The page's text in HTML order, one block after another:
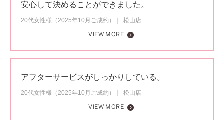
安心して決めることができました。
20代女性様（2025年10月ご成約）
松山店
VIEW MORE
アフターサービスがしっかりしている。
20代女性様（2025年10月ご成約）
松山店
VIEW MORE